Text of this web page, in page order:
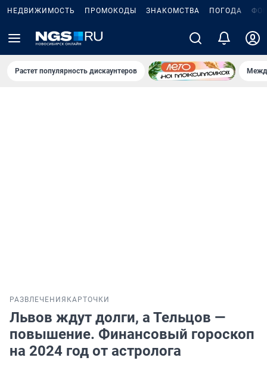
НЕДВИЖИМОСТЬ ПРОМОКОДЫ ЗНАКОМСТВА ПОГОДА
Растет популярность дискаунтеров
РАЗВЛЕЧЕНИЯ КАРТОЧКИ
Львов ждут долги, а Тельцов —
повышение. Финансовый гороскоп
на 2024 год от астролога